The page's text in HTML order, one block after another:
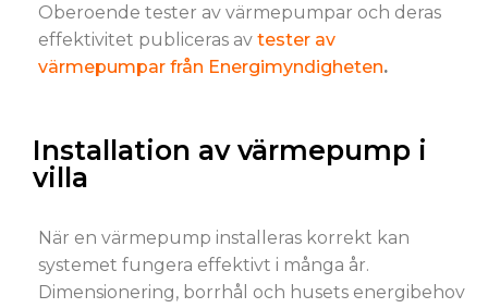
Oberoende tester av värmepumpar och deras
effektivitet publiceras av tester av
värmepumpar från Energimyndigheten.
Installation av värmepump i
villa
När en värmepump installeras korrekt kan
systemet fungera effektivt i många år.
Dimensionering, borrhål och husets energibehov